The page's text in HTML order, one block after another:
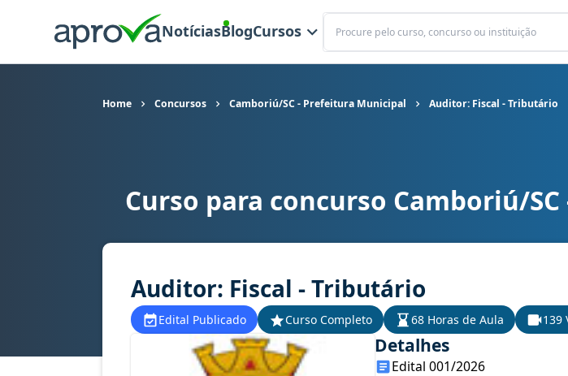
NotíciasBlogCursos
Buscar
Home Concursos Camboriú/SC - Prefeitura Municipal Auditor: Fiscal - Tributário
Curso para concurso Camboriú/SC - Prefeitura Municipal cargo Auditor: Fiscal -
Curso para concurso Camboriú/
Auditor: Fiscal - Tributário
Edital Publicado Curso Completo 68 Horas de Aula 139
Detalhes
Edital 001/2026